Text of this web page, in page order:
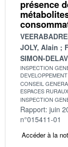
présence
JOLY, Alain
SIMON-
INSPECTION
CONSEIL
ESPACES
INSPECTION
Rapport: juin
n°015411-01
Accéder à la